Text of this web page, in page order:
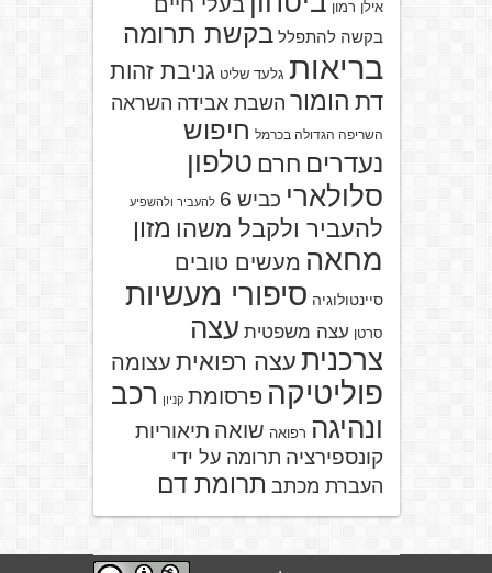
אילן רמון
בקשה להתפלל בקשת תרומה
בריאות גלעד שליט גניבת זהות
דת הומור השבת אבידה השראה
השריפה הגדולה בכרמל חיפוש
נעדרים חרם טלפון
סלולארי כביש 6 להעביר ולהשפיע
להעביר ולקבל משהו מזון
מחאה מעשים טובים
סיינטולוגיה סיפורי מעשיות
סרטן עצה משפטית עצה
צרכנית עצה רפואית עצומה
פוליטיקה פרסומת קניון רכב
ונהיגה רפואה שואה תיאוריות
קונספירציה תרומה על ידי
העברת מכתב תרומת דם